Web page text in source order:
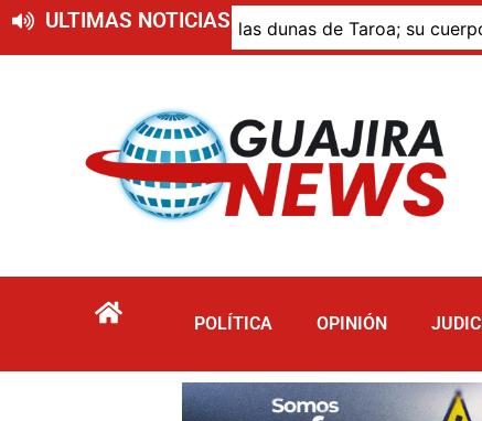
ULTIMAS NOTICIAS
en las dunas de Taroa; su cuerpo permanece en
POLÍTICA OPINIÓN